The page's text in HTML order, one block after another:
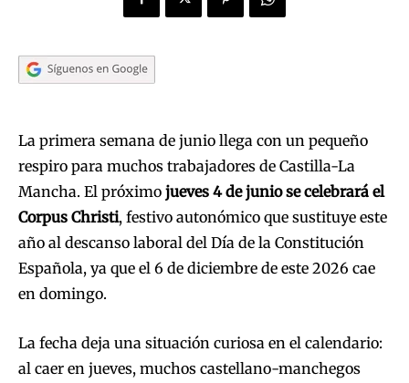
La primera semana de junio llega con un pequeño
respiro para muchos trabajadores de Castilla-La
Mancha. El próximo jueves 4 de junio se celebrará el
Corpus Christi, festivo autonómico que sustituye este
año al descanso laboral del Día de la Constitución
Española, ya que el 6 de diciembre de este 2026 cae
en domingo.
La fecha deja una situación curiosa en el calendario:
al caer en jueves, muchos castellano-manchegos